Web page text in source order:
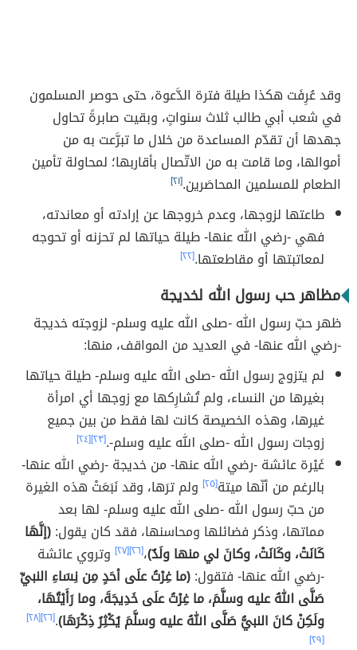
وقد عُرِفَت هكذا طيلة فترة الدَّعوة، حتى حوصر المسلمون
في شعب أبي طالب ثلاث سنواتٍ، وبقيت صابرةً تحاول
جهدها أن تقدّم المساعدة من خلال ما تبرَّعت به من
أموالها، وما قامت به من الاتّصال بأقاربها؛ لمحاولة تأمين
الطعام للمسلمين المحاصَرين.[٢١]
طاعتها لزوجها، وعدم خروجها عن إرادته أو معاندته،
فهي -رضي الله عنها- طيلة حياتها لم تحزنه أو تحوجه
لمعاتبتها أو مقاطعتها.[٢٢]
مظاهر حب رسول الله لخديجة
ظهر حبّ رسول الله -صلى الله عليه وسلم- لزوجته خديجة
-رضي الله عنها- في العديد من المواقف، منها:
لم يتزوج رسول الله -صلى الله عليه وسلم- طيلة حياتها
بغيرها من النساء، ولم تُشارِكها مع زوجها أي امرأة
غيرها، وهذه الخصيصة كانت لها فقط من بين جميع
زوجات رسول الله -صلى الله عليه وسلم-.[٢٣] [٢٤]
غَيْرة عائشة -رضي الله عنها- من خديجة -رضي الله عنها-
بالرغم من أنّها ميتة[٢٥]
ولم ترَها، وقد نَبَعَتْ هذه الغيرة
من حبّ رسول الله -صلى الله عليه وسلم- لها بعد
مماتها، وذكر فضائلها ومحاسنها، فقد كان يقول:(إنَّهَا
كَانَتْ، وكَانَتْ، وكانَ لي منها ولَدٌ)،[٢٦] [٢٧]
وتروي عائشة
-رضي الله عنها- فتقول:(ما غِرْتُ علَى أحَدٍ مِن نِسَاءِ النبيِّ
صَلَّى اللهُ عليه وسلَّمَ، ما غِرْتُ علَى خَدِيجَةَ، وما رَأَيْتُهَا،
ولَكِنْ كانَ النبيُّ صَلَّى اللهُ عليه وسلَّمَ يُكْثِرُ ذِكْرَهَا).[٢٦]
[٢٨]
[٢٩]